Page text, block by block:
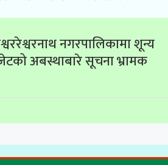
नगरपालिकामा शून्य
अबस्थाबारे सूचना भ्रामक